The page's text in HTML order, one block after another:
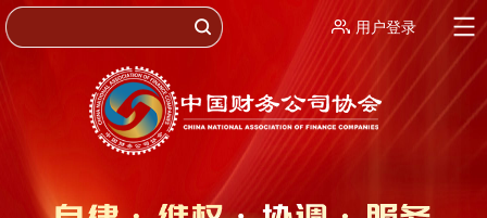
用户登录